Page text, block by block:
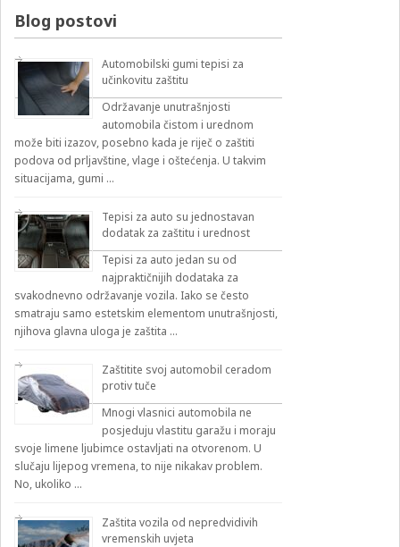
Blog postovi
Automobilski gumi tepisi za
učinkovitu zaštitu
Održavanje unutrašnjosti
automobila čistom i urednom
može biti izazov, posebno kada je riječ o zaštiti
podova od prljavštine, vlage i oštećenja. U takvim
situacijama, gumi …
Tepisi za auto su jednostavan
dodatak za zaštitu i urednost
Tepisi za auto jedan su od
najpraktičnijih dodataka za
svakodnevno održavanje vozila. Iako se često
smatraju samo estetskim elementom unutrašnjosti,
njihova glavna uloga je zaštita …
Zaštitite svoj automobil ceradom
protiv tuče
Mnogi vlasnici automobila ne
posjeduju vlastitu garažu i moraju
svoje limene ljubimce ostavljati na otvorenom. U
slučaju lijepog vremena, to nije nikakav problem.
No, ukoliko …
Zaštita vozila od nepredvidivih
vremenskih uvjeta